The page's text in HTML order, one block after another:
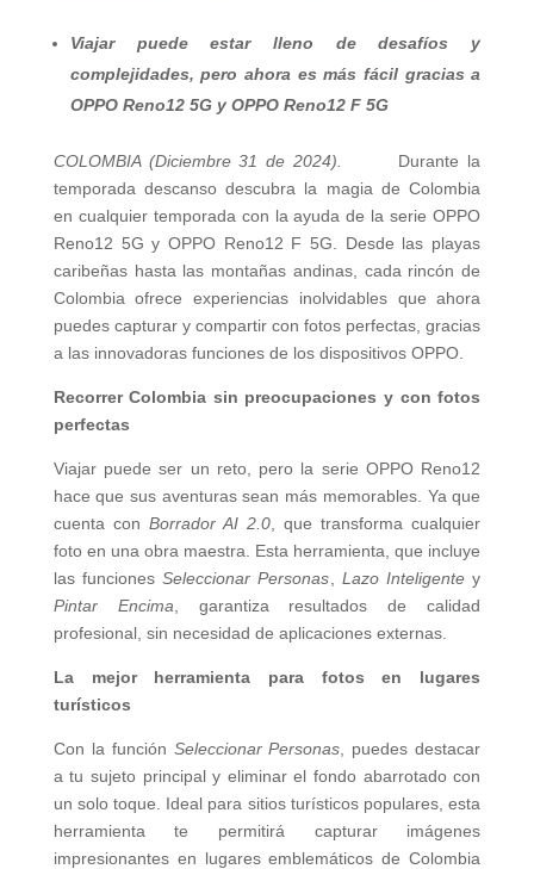
Viajar puede estar lleno de desafíos y
complejidades, pero ahora es más fácil gracias a
OPPO Reno12 5G y OPPO Reno12 F 5G
COLOMBIA (Diciembre 31 de 2024). Durante la
temporada descanso descubra la magia de Colombia
en cualquier temporada con la ayuda de la serie OPPO
Reno12 5G y OPPO Reno12 F 5G. Desde las playas
caribeñas hasta las montañas andinas, cada rincón de
Colombia ofrece experiencias inolvidables que ahora
puedes capturar y compartir con fotos perfectas, gracias
a las innovadoras funciones de los dispositivos OPPO.
Recorrer Colombia sin preocupaciones y con fotos
perfectas
Viajar puede ser un reto, pero la serie OPPO Reno12
hace que sus aventuras sean más memorables. Ya que
cuenta con Borrador AI 2.0 , que transforma cualquier
foto en una obra maestra. Esta herramienta, que incluye
las funcionesSeleccionar Personas Lazo Inteligentey
Pintar Encima , garantiza resultados de calidad
profesional, sin necesidad de aplicaciones externas.
La mejor herramienta para fotos en lugares
turísticos
Con la función Seleccionar Personas , puedes destacar
a tu sujeto principal y eliminar el fondo abarrotado con
un solo toque. Ideal para sitios turísticos populares, esta
herramienta te permitirá capturar imágenes
impresionantes en lugares emblemáticos de Colombia